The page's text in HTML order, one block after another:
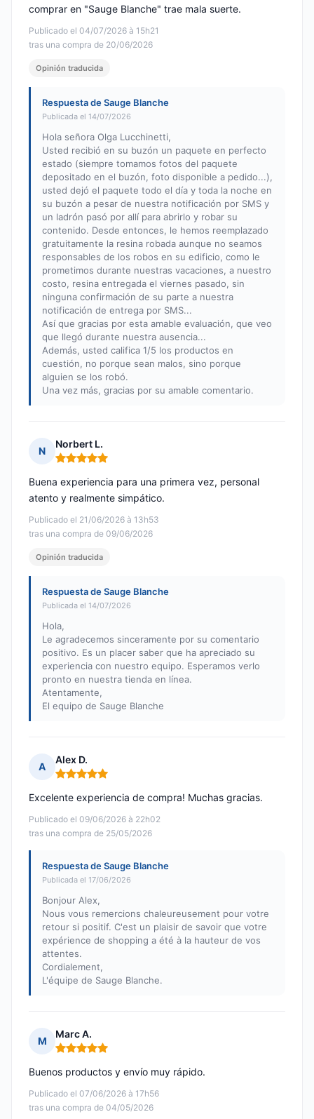
Publicado el 04/07/2026 à 15h21
tras una compra de 20/06/2026
comprar en "Sauge Blanche" trae mala suerte.
Opinión traducida
Respuesta de Sauge Blanche
Publicada el 14/07/2026
Hola señora Olga Lucchinetti,
Usted recibió en su buzón un paquete en perfecto
estado (siempre tomamos fotos del paquete
depositado en el buzón, foto disponible a pedido...),
usted dejó el paquete todo el día y toda la noche en
su buzón a pesar de nuestra notificación por SMS y
un ladrón pasó por allí para abrirlo y robar su
contenido. Desde entonces, le hemos reemplazado
gratuitamente la resina robada aunque no seamos
responsables de los robos en su edificio, como le
prometimos durante nuestras vacaciones, a nuestro
costo, resina entregada el viernes pasado, sin
ninguna confirmación de su parte a nuestra
notificación de entrega por SMS...
Así que gracias por esta amable evaluación, que veo
que llegó durante nuestra ausencia...
Además, usted califica 1/5 los productos en
cuestión, no porque sean malos, sino porque
alguien se los robó.
Una vez más, gracias por su amable comentario.
N
Norbert L.
Nota: 5 de 5
Publicado el 21/06/2026 à 13h53
tras una compra de 09/06/2026
Buena experiencia para una primera vez, personal
atento y realmente simpático.
Opinión traducida
Respuesta de Sauge Blanche
Publicada el 14/07/2026
Hola,
Le agradecemos sinceramente por su comentario
positivo. Es un placer saber que ha apreciado su
experiencia con nuestro equipo. Esperamos verlo
pronto en nuestra tienda en línea.
Atentamente,
El equipo de Sauge Blanche
A
Alex D.
Nota: 5 de 5
Publicado el 09/06/2026 à 22h02
tras una compra de 25/05/2026
Excelente experiencia de compra! Muchas gracias.
Respuesta de Sauge Blanche
Publicada el 17/06/2026
Bonjour Alex,
Nous vous remercions chaleureusement pour votre
retour si positif. C'est un plaisir de savoir que votre
expérience de shopping a été à la hauteur de vos
attentes.
Cordialement,
L'équipe de Sauge Blanche.
M
Marc A.
Nota: 5 de 5
Publicado el 07/06/2026 à 17h56
tras una compra de 04/05/2026
Buenos productos y envío muy rápido.